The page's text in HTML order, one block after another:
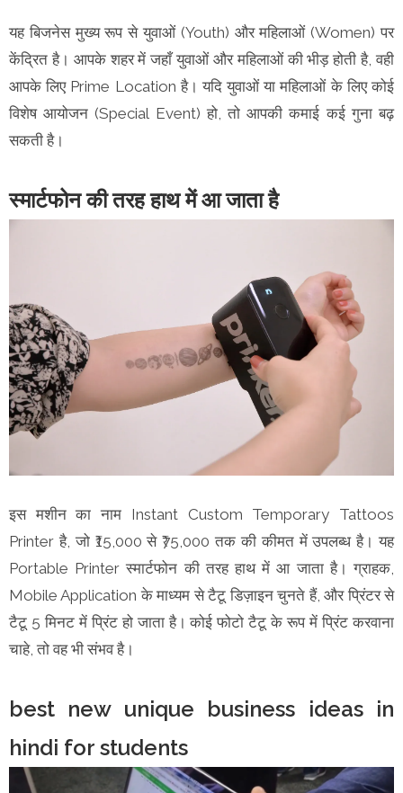
यह बिजनेस मुख्य रूप से युवाओं (Youth) और महिलाओं (Women) पर
केंद्रित है। आपके शहर में जहाँ युवाओं और महिलाओं की भीड़ होती है, वही
आपके लिए Prime Location है। यदि युवाओं या महिलाओं के लिए कोई
विशेष आयोजन (Special Event) हो, तो आपकी कमाई कई गुना बढ़
सकती है।
स्मार्टफोन की तरह हाथ में आ जाता है
इस मशीन का नाम Instant Custom Temporary Tattoos
Printer है, जो ₹15,000 से ₹75,000 तक की कीमत में उपलब्ध है। यह
Portable Printer स्मार्टफोन की तरह हाथ में आ जाता है। ग्राहक,
Mobile Application के माध्यम से टैटू डिज़ाइन चुनते हैं, और प्रिंटर से
टैटू 5 मिनट में प्रिंट हो जाता है। कोई फोटो टैटू के रूप में प्रिंट करवाना
चाहे, तो वह भी संभव है।
best new unique business ideas in
hindi for students